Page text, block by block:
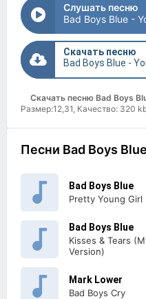
Слушать песню
Bad Boys Blue -
Скачать песню
Bad Boys Blue -
Скачать песню Bad Boys
Размер:12,31, Качество: 320
Песни Bad Boys
Bad Boys Blue
Pretty Young Girl
Bad Boys Blue
Kisses & Tears
Version)
Mark Lower
Bad Boys Cry